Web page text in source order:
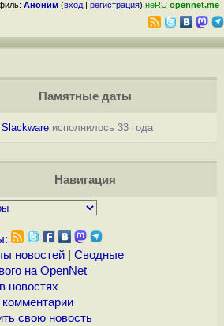
Аноним (вход | регистрация) неRU opennet.me
Памятные даты
Slackwareисполнилось 33 года
Навигация
новостей| Сводные
на OpenNet
новостях
свою новость